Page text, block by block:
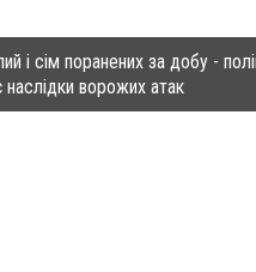
і сім поранених за добу -
ворожих атак